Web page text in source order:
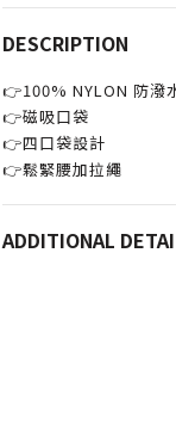
DESCRIPTION
👉100% NYLON 防潑
👉磁吸口袋
👉四口袋設計
👉鬆緊腰加拉繩
ADDITIONAL